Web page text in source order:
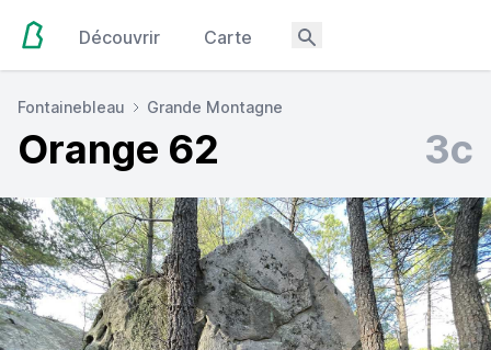
Découvrir Carte
Fontainebleau Grande Montagne
Orange 62 3c